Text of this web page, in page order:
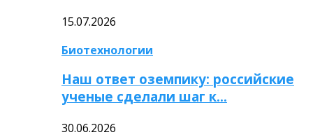
15.07.2026
Биотехнологии
Наш ответ оземпику: российские
ученые сделали шаг к…
30.06.2026